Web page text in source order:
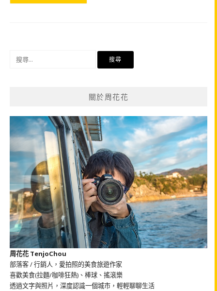
關於周花花
周花花 TenjoChou
部落客 / 行銷人，愛拍照的美食旅遊作家
喜歡美食(拉麵/咖啡狂熱)、棒球、搖滾樂
透過文字與照片，深度認識一個城市，輕輕聊聊生活